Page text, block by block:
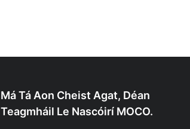
Má Tá Aon Cheist Agat, Déan
Teagmháil Le Nascóirí MOCO.